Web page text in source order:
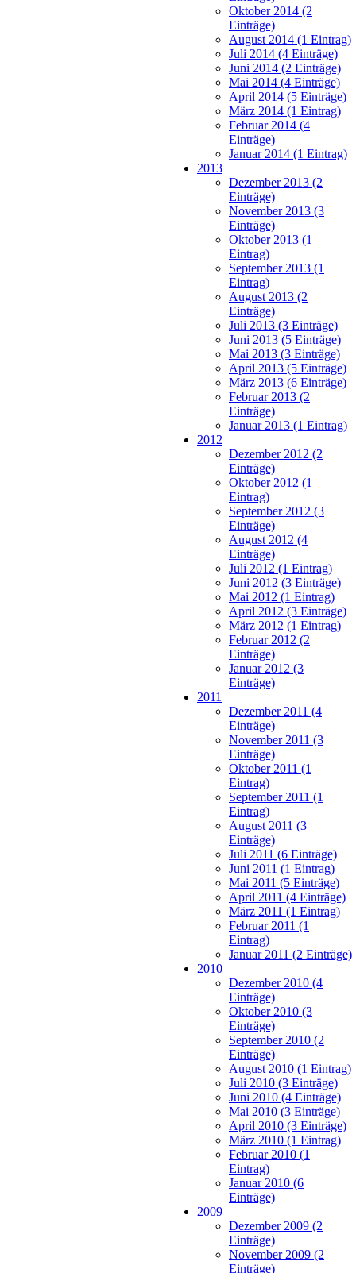
Oktober 2014 (2
Einträge)
August 2014 (1 Eintrag)
Juli 2014 (4 Einträge)
Juni 2014 (2 Einträge)
Mai 2014 (4 Einträge)
April 2014 (5 Einträge)
März 2014 (1 Eintrag)
Februar 2014 (4
Einträge)
Januar 2014 (1 Eintrag)
2013
Dezember 2013 (2
Einträge)
November 2013 (3
Einträge)
Oktober 2013 (1
Eintrag)
September 2013 (1
Eintrag)
August 2013 (2
Einträge)
Juli 2013 (3 Einträge)
Juni 2013 (5 Einträge)
Mai 2013 (3 Einträge)
April 2013 (5 Einträge)
März 2013 (6 Einträge)
Februar 2013 (2
Einträge)
Januar 2013 (1 Eintrag)
2012
Dezember 2012 (2
Einträge)
Oktober 2012 (1
Eintrag)
September 2012 (3
Einträge)
August 2012 (4
Einträge)
Juli 2012 (1 Eintrag)
Juni 2012 (3 Einträge)
Mai 2012 (1 Eintrag)
April 2012 (3 Einträge)
März 2012 (1 Eintrag)
Februar 2012 (2
Einträge)
Januar 2012 (3
Einträge)
2011
Dezember 2011 (4
Einträge)
November 2011 (3
Einträge)
Oktober 2011 (1
Eintrag)
September 2011 (1
Eintrag)
August 2011 (3
Einträge)
Juli 2011 (6 Einträge)
Juni 2011 (1 Eintrag)
Mai 2011 (5 Einträge)
April 2011 (4 Einträge)
März 2011 (1 Eintrag)
Februar 2011 (1
Eintrag)
Januar 2011 (2 Einträge)
2010
Dezember 2010 (4
Einträge)
Oktober 2010 (3
Einträge)
September 2010 (2
Einträge)
August 2010 (1 Eintrag)
Juli 2010 (3 Einträge)
Juni 2010 (4 Einträge)
Mai 2010 (3 Einträge)
April 2010 (3 Einträge)
März 2010 (1 Eintrag)
Februar 2010 (1
Eintrag)
Januar 2010 (6
Einträge)
2009
Dezember 2009 (2
Einträge)
November 2009 (2
Einträge)